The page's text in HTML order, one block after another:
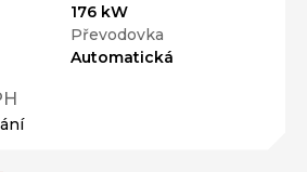
176 kW
Převodovka
Automatická